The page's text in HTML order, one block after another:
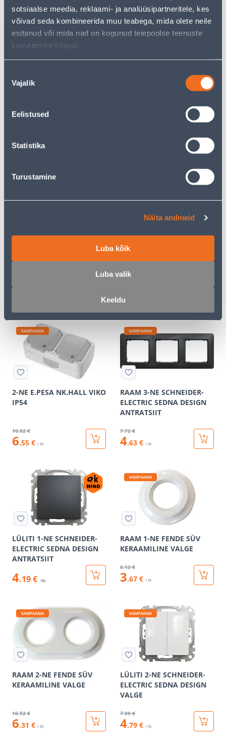
sotsiaalse meedia, reklaami- ja analüüsipartneritele, kes
võivad seda kombineerida muu teabega, mida olete neile
esitanud või mida nad on kogunud teiepoolse teenuste
kasutamise käigus.
valik
Vajalik
Eelistused
Statistika
Turustamine
Näita andmeid
Luba kõik
Luba valik
Keeldu
.43 € .08 €
ELECTRIC SEDNA DESIGN
ANTRATSIIT
3.19 €
ELECTRIC SEDNA DESIGN
PISTIKUPESA 1-NE FENDE
5
KAMPAANIA
2-NE E.PESA NK.HALL VIKO
IP54
10.92 €
6.55 € / tk
KAMPAANIA
RAAM 3-NE SCHNEIDER-
ELECTRIC SEDNA DESIGN
ANTRATSIIT
7.72 €
4.63 € / tk
LÜLITI 1-NE SCHNEIDER-
ELECTRIC SEDNA DESIGN
ANTRATSIIT
4.19 € /tk
KAMPAANIA
RAAM 1-NE FENDE SÜV
KERAAMILINE VALGE
6.12 €
3.67 € / tk
KAMPAANIA
RAAM 2-NE FENDE SÜV
KERAAMILINE VALGE
10.52 €
6.31 € / tk
KAMPAANIA
LÜLITI 2-NE SCHNEIDER-
ELECTRIC SEDNA DESIGN
VALGE
7.99 €
4.79 € / tk